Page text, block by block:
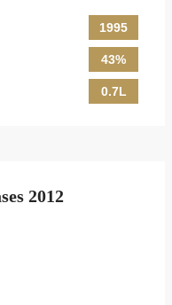
1995
43%
0.7L
2012